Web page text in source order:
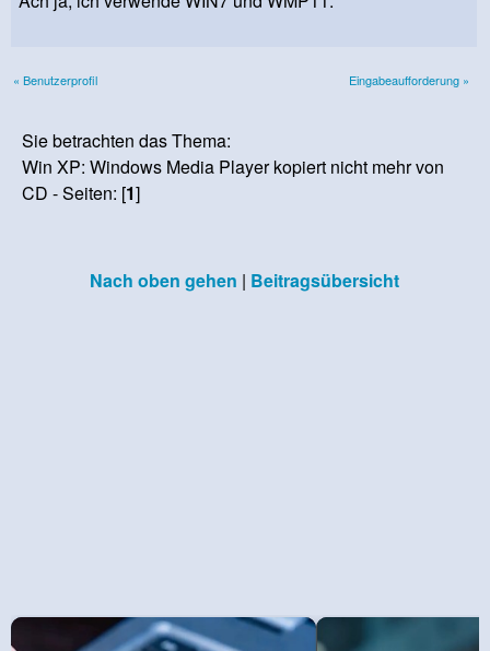
« Benutzerprofil Eingabeaufforderung »
Sie betrachten das Thema:
Win XP: Windows Media Player kopiert nicht mehr von
CD - Seiten: [1]
Nach oben gehen | Beitragsübersicht